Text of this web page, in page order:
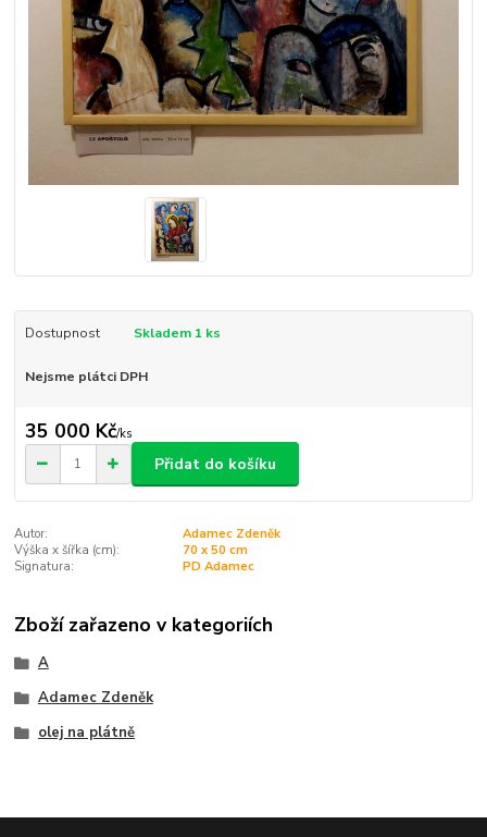
Dostupnost Skladem 1 ks
Nejsme plátci DPH
35 000 Kč/ks
Přidat do košíku
Autor:
Adamec Zdeněk
Výška x šířka (cm):
70 x 50 cm
Signatura:
PD Adamec
Zboží zařazeno v kategoriích
A
Adamec Zdeněk
olej na plátně